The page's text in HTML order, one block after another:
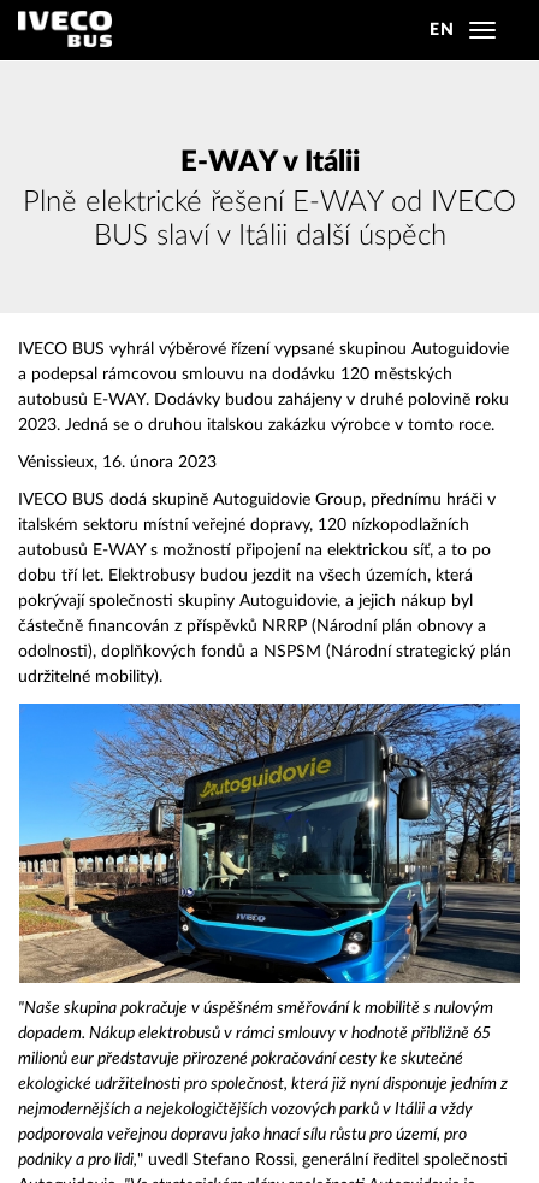
EN
Toggle
E-WAY v Itálii
Plně elektrické řešení E-WAY od IVECO
BUS slaví v Itálii další úspěch
IVECO BUS vyhrál výběrové řízení vypsané skupinou Autoguidovie
a podepsal rámcovou smlouvu na dodávku 120 městských
autobusů E-WAY. Dodávky budou zahájeny v druhé polovině roku
2023. Jedná se o druhou italskou zakázku výrobce v tomto roce.
Vénissieux, 16. února 2023
IVECO BUS dodá skupině Autoguidovie Group, přednímu hráči v
italském sektoru místní veřejné dopravy, 120 nízkopodlažních
autobusů E-WAY s možností připojení na elektrickou síť, a to po
dobu tří let. Elektrobusy budou jezdit na všech územích, která
pokrývají společnosti skupiny Autoguidovie, a jejich nákup byl
částečně financován z příspěvků NRRP (Národní plán obnovy a
odolnosti), doplňkových fondů a NSPSM (Národní strategický plán
udržitelné mobility).
"Naše skupina pokračuje v úspěšném směřování k mobilitě s nulovým
dopadem. Nákup elektrobusů v rámci smlouvy v hodnotě přibližně 65
milionů eur představuje přirozené pokračování cesty ke skutečné
ekologické udržitelnosti pro společnost, která již nyní disponuje jedním z
nejmodernějších a nejekologičtějších vozových parků v Itálii a vždy
podporovala veřejnou dopravu jako hnací sílu růstu pro území, pro
podniky a pro lidi," uvedl Stefano Rossi, generální ředitel společnosti